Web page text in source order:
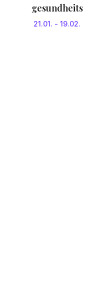
gesundheits
21.01. - 19.02.